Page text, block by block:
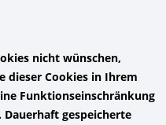
nicht wünschen,
dieser Cookies in Ihrem
Funktionseinschränkung
Dauerhaft gespeicherte